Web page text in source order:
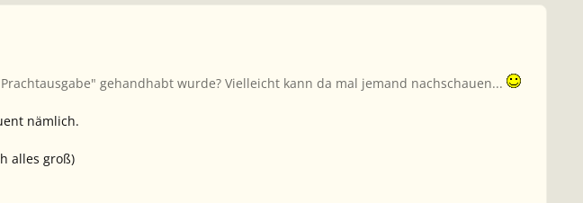
gehandhabt wurde? Vielleicht kann da mal jemand nachschauen...
nämlich.
alles groß)